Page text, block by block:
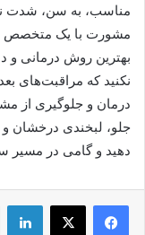
مناسب، به سن، شدت
مشورت با یک متخصص
بهترین روش درمانی و
نکنید که مراقبت‌های
درمان و جلوگیری از
جلو، لبخندی درخشان و
دهید و گامی در مسیر